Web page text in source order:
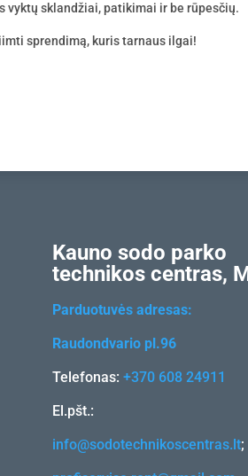
vyktų sklandžiai, patikimai ir be rūpesčių.
sprendimą, kuris tarnaus ilgai!
Kauno sodo parko
technikos centras,
Parduotuvės adresas:
Raudondvario pl.96
Telefonas:+370 608 24911
El.pšt.:
info@sodotechnikoscentras.lt;